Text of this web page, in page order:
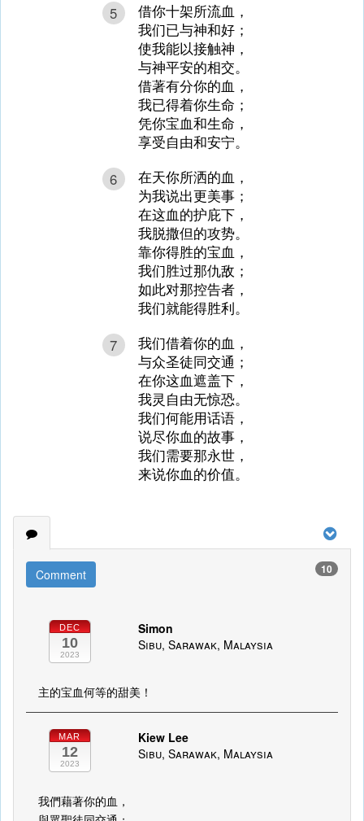
5
借你十架所流血，
我们已与神和好；
使我能以接触神，
与神平安的相交。
借著有分你的血，
我已得着你生命；
凭你宝血和生命，
享受自由和安宁。
6
在天你所洒的血，
为我说出更美事；
在这血的护庇下，
我脱撒但的攻势。
靠你得胜的宝血，
我们胜过那仇敌；
如此对那控告者，
我们就能得胜利。
7
我们借着你的血，
与众圣徒同交通；
在你这血遮盖下，
我灵自由无惊恐。
我们何能用话语，
说尽你血的故事，
我们需要那永世，
来说你血的价值。
Comment 10
DEC
10
2023
Simon
Sibu, Sarawak, Malaysia
主的宝血何等的甜美！
MAR
12
2023
Kiew Lee
Sibu, Sarawak, Malaysia
我們藉著你的血，